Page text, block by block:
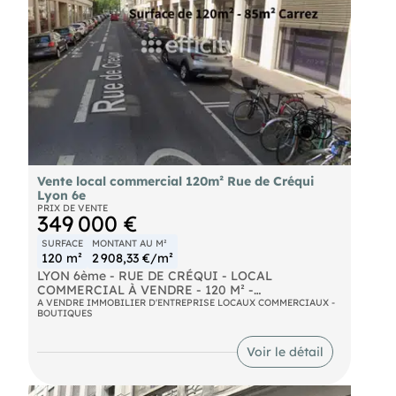
standard : non communiqué.
Vente local commercial 120m² Rue de Créqui
Lyon 6e
PRIX DE VENTE
349 000 €
SURFACE
120 m²
MONTANT AU M²
2 908,33 €/m²
LYON 6ème - RUE DE CRÉQUI - LOCAL
COMMERCIAL À VENDRE - 120 M² -
EMPLACEMENT PREMIUM - VISIBILITÉ
EXCEPTIONNELLE
Vous recherchez un local professionnel ou
commercial de standing au cœur de Lyon ?
du 6e arrondissement !
A VENDRE IMMOBILIER D'ENTREPRISE LOCAUX COMMERCIAUX -
BOUTIQUES
Voir le détail